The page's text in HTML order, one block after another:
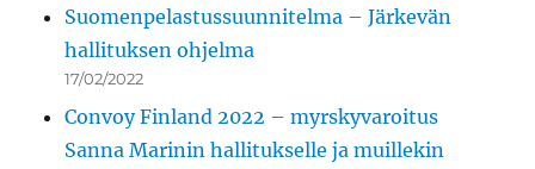
Suomenpelastussuunnitelma – Järkevän
hallituksen ohjelma
17/02/2022
Convoy Finland 2022 – myrskyvaroitus
Sanna Marinin hallitukselle ja muillekin